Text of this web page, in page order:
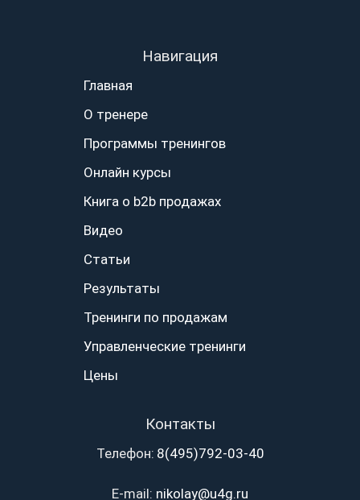
Навигация
Главная
О тренере
Программы тренингов
Онлайн курсы
Книга о b2b продажах
Видео
Статьи
Результаты
Тренинги по продажам
Управленческие тренинги
Цены
Контакты
Телефон: 8(495)792-03-40
E-mail: nikolay@u4g.ru